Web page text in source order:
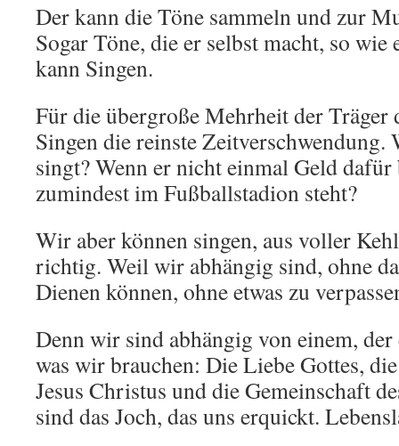
Der kann die Töne sammeln und zur
Sogar Töne, die er selbst macht, so wie
kann Singen.
Für die übergroße Mehrheit der Träger
Singen die reinste Zeitverschwendung.
singt? Wenn er nicht einmal Geld
zumindest im Fußballstadion steht?
Wir aber können singen, aus voller
richtig. Weil wir abhängig sind, ohne
Dienen können, ohne etwas zu
Denn wir sind abhängig von einem,
was wir brauchen: Die Liebe Gottes,
Jesus Christus und die Gemeinschaft
sind das Joch, das uns erquickt.